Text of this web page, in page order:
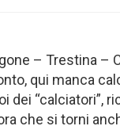
– Trestina –
qui manca
dei “calciatori”,
che si torni